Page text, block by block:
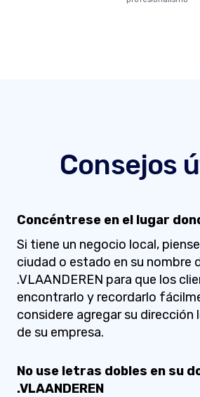
Consejos
Concéntrese en el lugar
Si tiene un negocio local,
ciudad o estado en su nombre
.VLAANDEREN para que los
encontrarlo y recordarlo
considere agregar su dirección
de su empresa.
No use letras dobles en su
.VLAANDEREN